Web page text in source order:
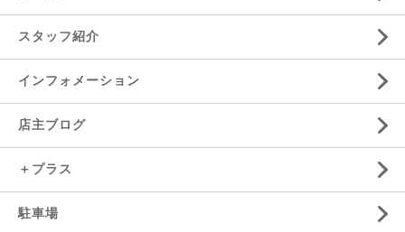
スタッフ紹介
インフォメーション
店主ブログ
＋プラス
駐車場